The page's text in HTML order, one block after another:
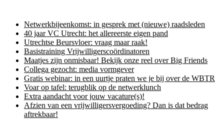
Netwerkbijeenkomst: in gesprek met (nieuwe) raadsleden
40 jaar VC Utrecht: het allereerste eigen pand
Utrechtse Beursvloer: vraag maar raak!
Basistraining Vrijwilligerscoördinatoren
Maatjes zijn onmisbaar! Bekijk onze reel over Big Friends
Collega gezocht: media vormgever
Gratis webinar: in een uurtje praten we je bij over de WBTR
Voar op tafel: terugblik op de netwerklunch
Extra aandacht voor jouw vacature(s)!
Afzien van een vrijwilligersvergoeding? Dan is dat bedrag
aftrekbaar!